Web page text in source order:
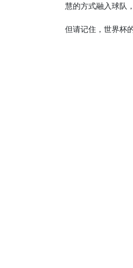
慧的方式融入球队
但请记住，世界杯